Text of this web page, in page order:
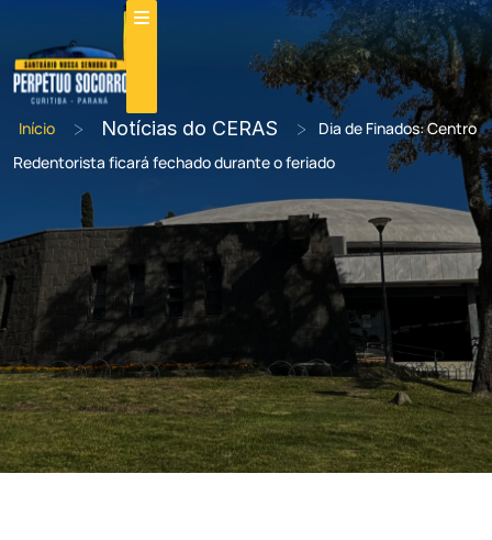
Início > Notícias do CERAS >
Dia de Finados: Centro
Redentorista ficará fechado durante o feriado